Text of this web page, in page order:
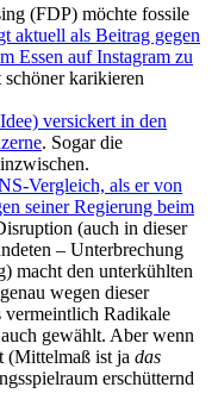
(FDP) möchte fossile
aktuell als Beitrag gegen
Essen auf Instagram zu
karikieren
versickert in den
. Sogar die
Vergleich, als er von
seiner Regierung beim
(auch in dieser
– Unterbrechung
macht den unterkühlten
wegen dieser
vermeintlich Radikale
gewählt. Aber wenn
(Mittelmaß ist ja das
erschütternd